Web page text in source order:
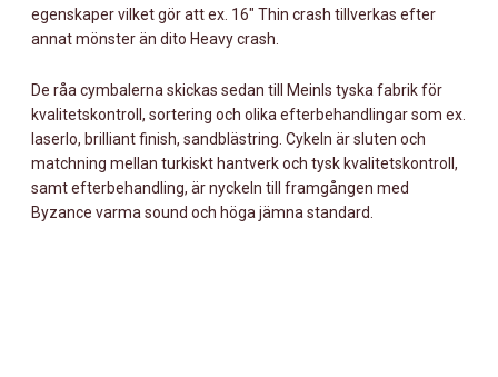
egenskaper vilket gör att ex. 16″ Thin crash tillverkas efter
annat mönster än dito Heavy crash.
De råa cymbalerna skickas sedan till Meinls tyska fabrik för
kvalitetskontroll, sortering och olika efterbehandlingar som ex.
laserlo, brilliant finish, sandblästring. Cykeln är sluten och
matchning mellan turkiskt hantverk och tysk kvalitetskontroll,
samt efterbehandling, är nyckeln till framgången med
Byzance varma sound och höga jämna standard.